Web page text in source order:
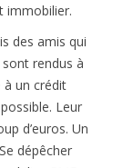
immobilier.
des amis qui
rendus à
à un crédit
Leur
d’euros. Un
dépêcher